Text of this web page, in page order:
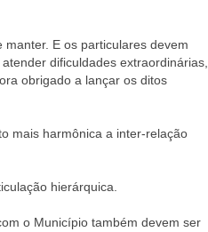
E os particulares devem
dificuldades extraordinárias,
obrigado a lançar os ditos
mais harmônica a inter-relação
hierárquica.
o Município também devem ser